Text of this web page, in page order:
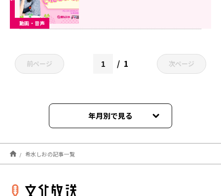
動画・音声
前ページ 1 次ページ
年月別で見る
2023年12月
2023年11月
2022年07月
希水しおの記事一覧